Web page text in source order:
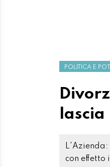
POLITICA E
L'Azienda:
con effetto